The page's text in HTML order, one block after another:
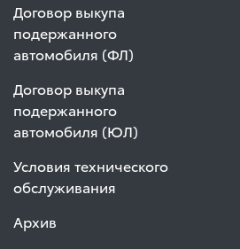
Договор выкупа
подержанного
автомобиля (ФЛ)
Договор выкупа
подержанного
автомобиля (ЮЛ)
Условия технического
обслуживания
Архив